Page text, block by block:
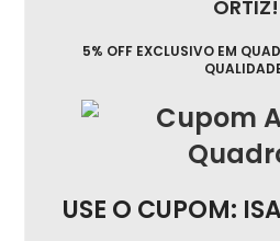
ORTIZ!
5% OFF EXCLUSIVO EM
USE O CUPOM: